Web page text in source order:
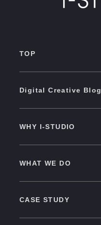
TOP
Digital Creative Blog
WHY I-STUDIO
WHAT WE DO
CASE STUDY